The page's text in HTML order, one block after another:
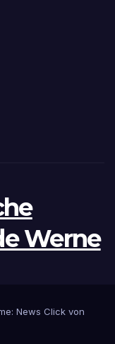
Werne
News Click von